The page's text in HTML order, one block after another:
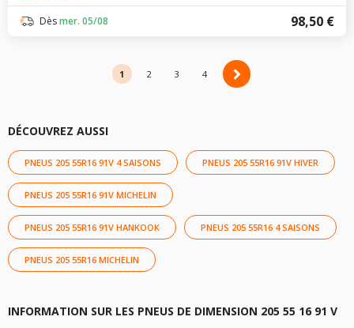
98,50 €
Dèsmer. 05/08
1 2 3 4
DÉCOUVREZ AUSSI
PNEUS 205 55R16 91V 4 SAISONS PNEUS 205 55R16 91V HIVER
PNEUS 205 55R16 91V MICHELIN
PNEUS 205 55R16 91V HANKOOK PNEUS 205 55R16 4 SAISONS
PNEUS 205 55R16 MICHELIN
INFORMATION SUR LES PNEUS DE DIMENSION 205 55 16 91 V